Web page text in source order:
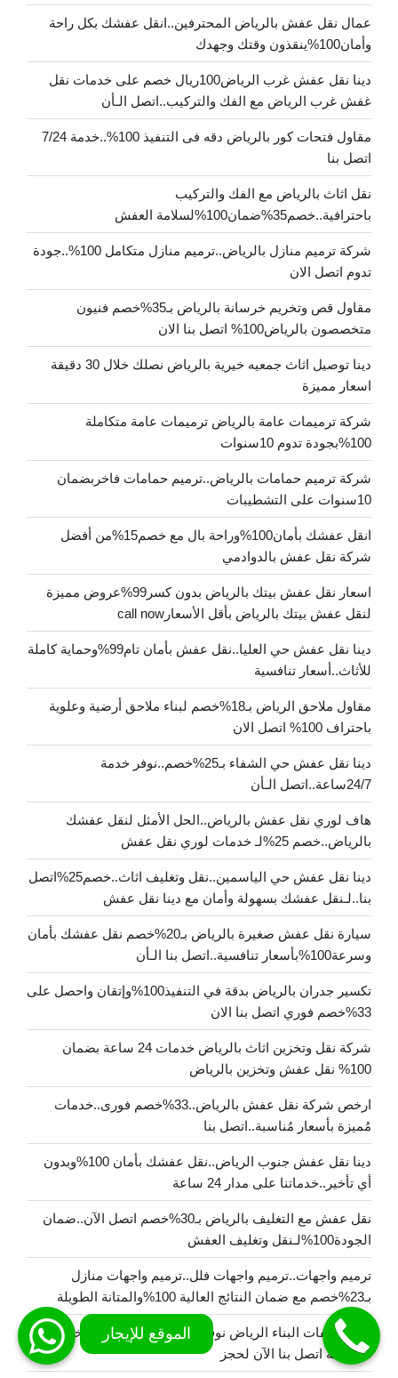
عمال نقل عفش بالرياض المحترفين..انقل عفشك بكل راحة
وأمان100%ينقذون وقتك وجهدك
دينا نقل عفش غرب الرياض100ريال خصم على خدمات نقل
غفش غرب الرياض مع الفك والتركيب..اتصل الـأن
مقاول فتحات كور بالرياض دقه فى التنفيذ 100%..خدمة 7/24
اتصل بنا
نقل اثاث بالرياض مع الفك والتركيب
باحترافية..خصم35%ضمان100%لسلامة العفش
شركة ترميم منازل بالرياض..ترميم منازل متكامل 100%..جودة
تدوم اتصل الان
مقاول قص وتخريم خرسانة بالرياض بـ35%خصم فنيون
متخصصون بالرياض100% اتصل بنا الان
دينا توصيل اثاث جمعيه خيرية بالرياض نصلك خلال 30 دقيقة
اسعار مميزة
شركة ترميمات عامة بالرياض ترميمات عامة متكاملة
100%بجودة تدوم 10سنوات
شركة ترميم حمامات بالرياض..ترميم حمامات فاخربضمان
10سنوات على التشطيبات
انقل عفشك بأمان100%وراحة بال مع خصم15%من أفضل
شركة نقل عفش بالدوادمي
اسعار نقل عفش بيتك بالرياض بدون كسر99%عروض مميزة
لنقل عفش بيتك بالرياض بأقل الأسعارcall now
دينا نقل عفش حي العليا..نقل عفش بأمان تام99%وحماية كاملة
للأثاث..أسعار تنافسية
مقاول ملاحق الرياض بـ18%خصم لبناء ملاحق أرضية وعلوية
باحتراف 100% اتصل الان
دينا نقل عفش حي الشفاء بـ25%خصم..نوفر خدمة
24/7ساعة..اتصل الـأن
هاف لوري نقل عفش بالرياض..الحل الأمثل لنقل عفشك
بالرياض..خصم 25%لـ خدمات لوري نقل عفش
دينا نقل عفش حي الياسمين..نقل وتغليف اثاث..خصم25%اتصل
بنا..لـنقل عفشك بسهولة وأمان مع دينا نقل عفش
سيارة نقل عفش صغيرة بالرياض بـ20%خصم نقل عفشك بأمان
وسرعة100%بأسعار تنافسية..اتصل بنا الـأن
تكسير جدران بالرياض بدقة في التنفيذ100%وإتقان واحصل على
33%خصم فوري اتصل بنا الان
شركة نقل وتخزين اثاث بالرياض خدمات 24 ساعة بضمان
100% نقل عفش وتخزين بالرياض
ارخص شركة نقل عفش بالرياض..33%خصم فورى..خدمات
مُميزة بأسعار مُناسبة..اتصل بنا
دينا نقل عفش جنوب الرياض..نقل عفشك بأمان 100%وبدون
أي تأخير..خدماتنا على مدار 24 ساعة
نقل عفش مع التغليف بالرياض بـ30%خصم اتصل الآن..ضمان
الجودة100%لـنقل وتغليف العفش
ترميم واجهات..ترميم واجهات فلل..ترميم واجهات منازل
بـ23%خصم مع ضمان النتائج العالية 100%والمتانة الطويلة
نقل مخلفات البناء الرياض نوفر حلولاً متكاملة100% وخدمات
24ساعة اتصل بنا الآن لحجز